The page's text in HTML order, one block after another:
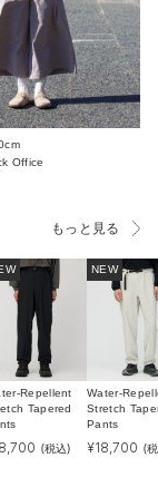
Office
もっと見る
Repellent
Tapered
(税込)
NEW
Water-
Stretch
Pants
¥18,700 (